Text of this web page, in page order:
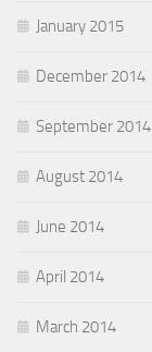
January 2015
December 2014
September 2014
August 2014
June 2014
April 2014
March 2014